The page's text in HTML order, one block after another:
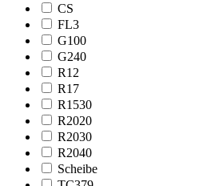
CS
FL3
G100
G240
R12
R17
R1530
R2020
R2030
R2040
Scheibe